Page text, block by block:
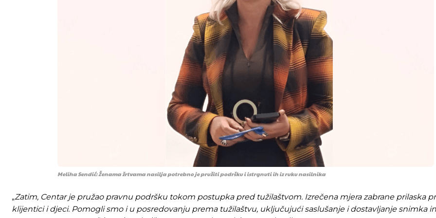
Meliha Sendić: Ženama žrtvama nasilja potrebno je pružiti podršku i istrgnuti ih iz ruku nasilnika
„Zatim, Centar je pružao pravnu podršku tokom postupka pred tužilaštvom. Izrečena mjera zabrane prilaska
klijentici i djeci. Pomogli smo i u posredovanju prema tužilaštvu, uključujući saslušanje i dostavljanje snimka